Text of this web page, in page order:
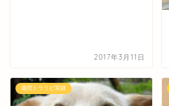
2017年3月11日
週間トラリピ実績